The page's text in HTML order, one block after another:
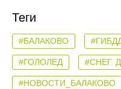
Теги
#БАЛАКОВО
#ГОЛОЛЕД #СНЕГ.
#НОВОСТИ_БАЛАКОВО